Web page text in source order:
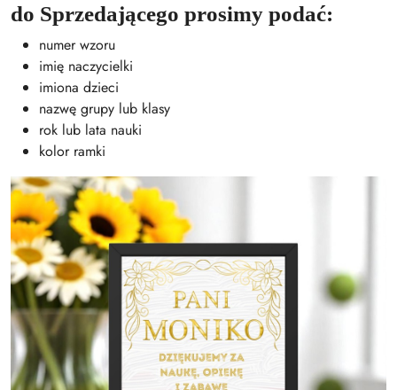
do Sprzedającego prosimy podać:
numer wzoru
imię naczycielki
imiona dzieci
nazwę grupy lub klasy
rok lub lata nauki
kolor ramki